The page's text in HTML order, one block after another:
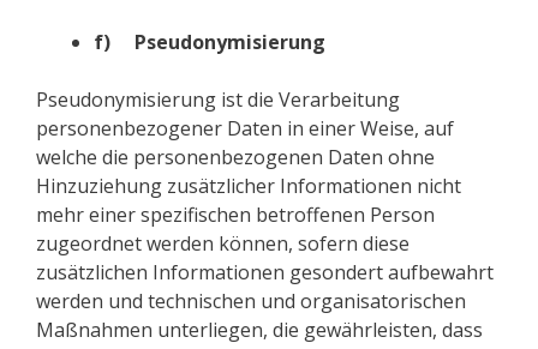
f) Pseudonymisierung
Pseudonymisierung ist die Verarbeitung
personenbezogener Daten in einer Weise, auf
welche die personenbezogenen Daten ohne
Hinzuziehung zusätzlicher Informationen nicht
mehr einer spezifischen betroffenen Person
zugeordnet werden können, sofern diese
zusätzlichen Informationen gesondert aufbewahrt
werden und technischen und organisatorischen
Maßnahmen unterliegen, die gewährleisten, dass